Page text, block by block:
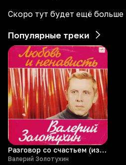
Скоро тут будет ещё
Популярные треки
Разговор со счастьем (из к/ф "Иван Васильевич меняет профессию")
Валерий Золотухин